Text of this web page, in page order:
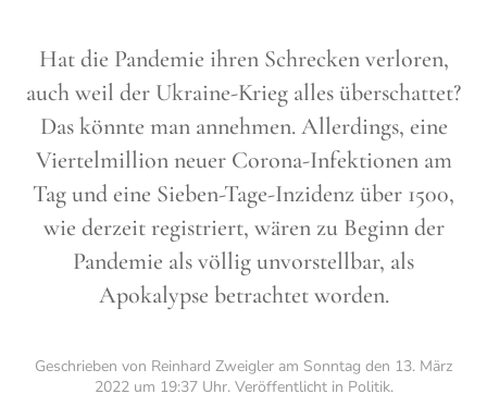
Hat die Pandemie ihren Schrecken verloren,
auch weil der Ukraine-Krieg alles überschattet?
Das könnte man annehmen. Allerdings, eine
Viertelmillion neuer Corona-Infektionen am
Tag und eine Sieben-Tage-Inzidenz über 1500,
wie derzeit registriert, wären zu Beginn der
Pandemie als völlig unvorstellbar, als
Apokalypse betrachtet worden.
Geschrieben von Reinhard Zweigler am Sonntag den 13. März
2022 um 19:37 Uhr. Veröffentlicht in Politik.